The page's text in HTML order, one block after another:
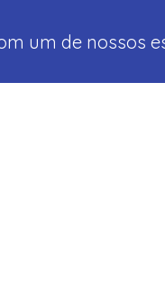
um de nossos